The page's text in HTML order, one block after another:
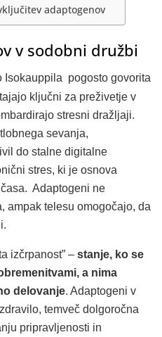
adaptogenov
v sodobni družbi
Isokauppila pogosto govorita
ključni za preživetje v
stresni dražljaji.
sevanja,
do stalne digitalne
stres, ki je osnova
Adaptogeni ne
ampak telesu omogočajo, da
izčrpanost” – stanje, ko se
a nima
delovanje. Adaptogeni v
temveč dolgoročna
pripravljenosti in